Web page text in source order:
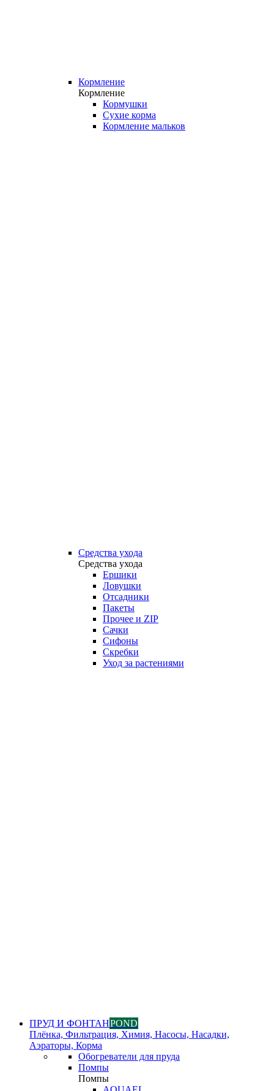
Кормление
Кормление
Кормушки
Сухие корма
Кормление мальков
Средства ухода
Средства ухода
Ершики
Ловушки
Отсадники
Пакеты
Прочее и ZIP
Сачки
Сифоны
Скребки
Уход за растениями
ПРУД И ФОНТАНPOND
Плёнка, Фильтрация, Химия, Насосы, Насадки,
Аэраторы, Корма
Обогреватели для пруда
Помпы
Помпы